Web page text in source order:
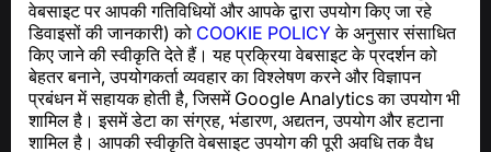
वेबसाइट पर आपकी गतिविधियों और आपके द्वारा उपयोग किए जा रहे
डिवाइसों की जानकारी) को COOKIE POLICYके अनुसार संसाधित
किए जाने की स्वीकृति देते हैं। यह प्रक्रिया वेबसाइट के प्रदर्शन को
बेहतर बनाने, उपयोगकर्ता व्यवहार का विश्लेषण करने और विज्ञापन
प्रबंधन में सहायक होती है, जिसमें Google Analytics का उपयोग भी
शामिल है। इसमें डेटा का संग्रह, भंडारण, अद्यतन, उपयोग और हटाना
शामिल है। आपकी स्वीकृति वेबसाइट उपयोग की पूरी अवधि तक वैध
support@numbuster.com
सहायता केंद्र
समाचार और लेख
परियोजना के बारे में